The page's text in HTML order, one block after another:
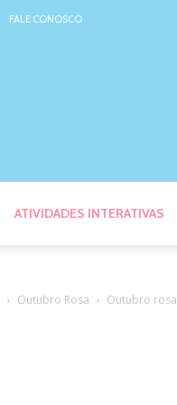
FALE CONOSCO
ATIVIDADES INTERATIVAS
Outubro Rosa Outubro rosa